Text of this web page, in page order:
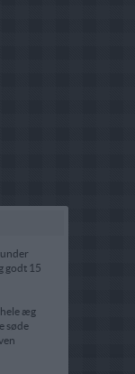
godt 15
æg
søde